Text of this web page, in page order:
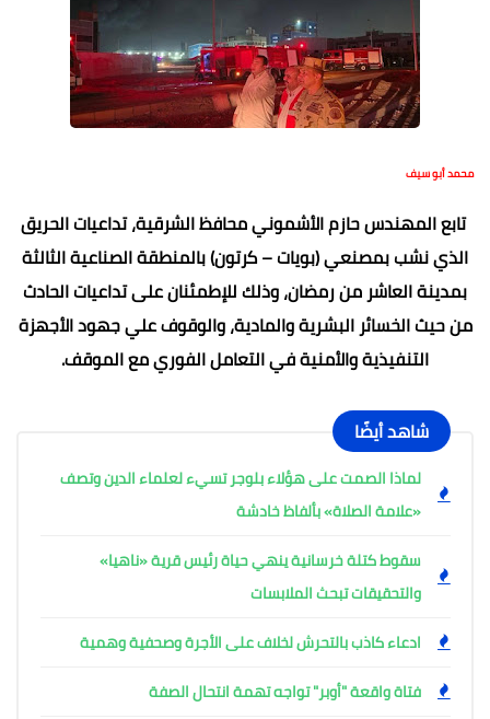
محمد أبو سيف
تابع المهندس حازم الأشموني محافظ الشرقية، تداعيات الحريق
الذي نشب بمصنعي (بويات – كرتون) بالمنطقة الصناعية الثالثة
بمدينة العاشر من رمضان، وذلك للإطمئنان على تداعيات الحادث
من حيث الخسائر البشرية والمادية، والوقوف علي جهود الأجهزة
التنفيذية والأمنية في التعامل الفوري مع الموقف.
شاهد أيضًا
لماذا الصمت على هؤلاء بلوجر تسيء لعلماء الدين وتصف
«علامة الصلاة» بألفاظ خادشة
سقوط كتلة خرسانية ينهي حياة رئيس قرية «ناهيا»
والتحقيقات تبحث الملابسات
ادعاء كاذب بالتحرش لخلاف على الأجرة وصحفية وهمية
فتاة واقعة "أوبر" تواجه تهمة انتحال الصفة